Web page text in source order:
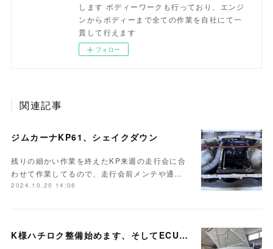
します ボディーワークも行っており、エンジ
ンからボディーまで全ての作業を自社にて一
貫して行えます
フォロー
関連記事
ジムカーナKP61、シェイクダウン
残りの細かい作業を終えたKP来週の走行会に合
わせて作業してるので、走行会前メンテや通…
2024.10.20 14:06
K様ハチロク整備始めます、そしてECUセッティング